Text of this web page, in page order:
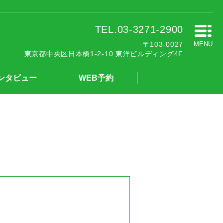
TEL.03-3271-2900
〒103-0027
東京都中央区日本橋1-2-10 東洋ビルディング4F
MENU
タビュー WEB予約